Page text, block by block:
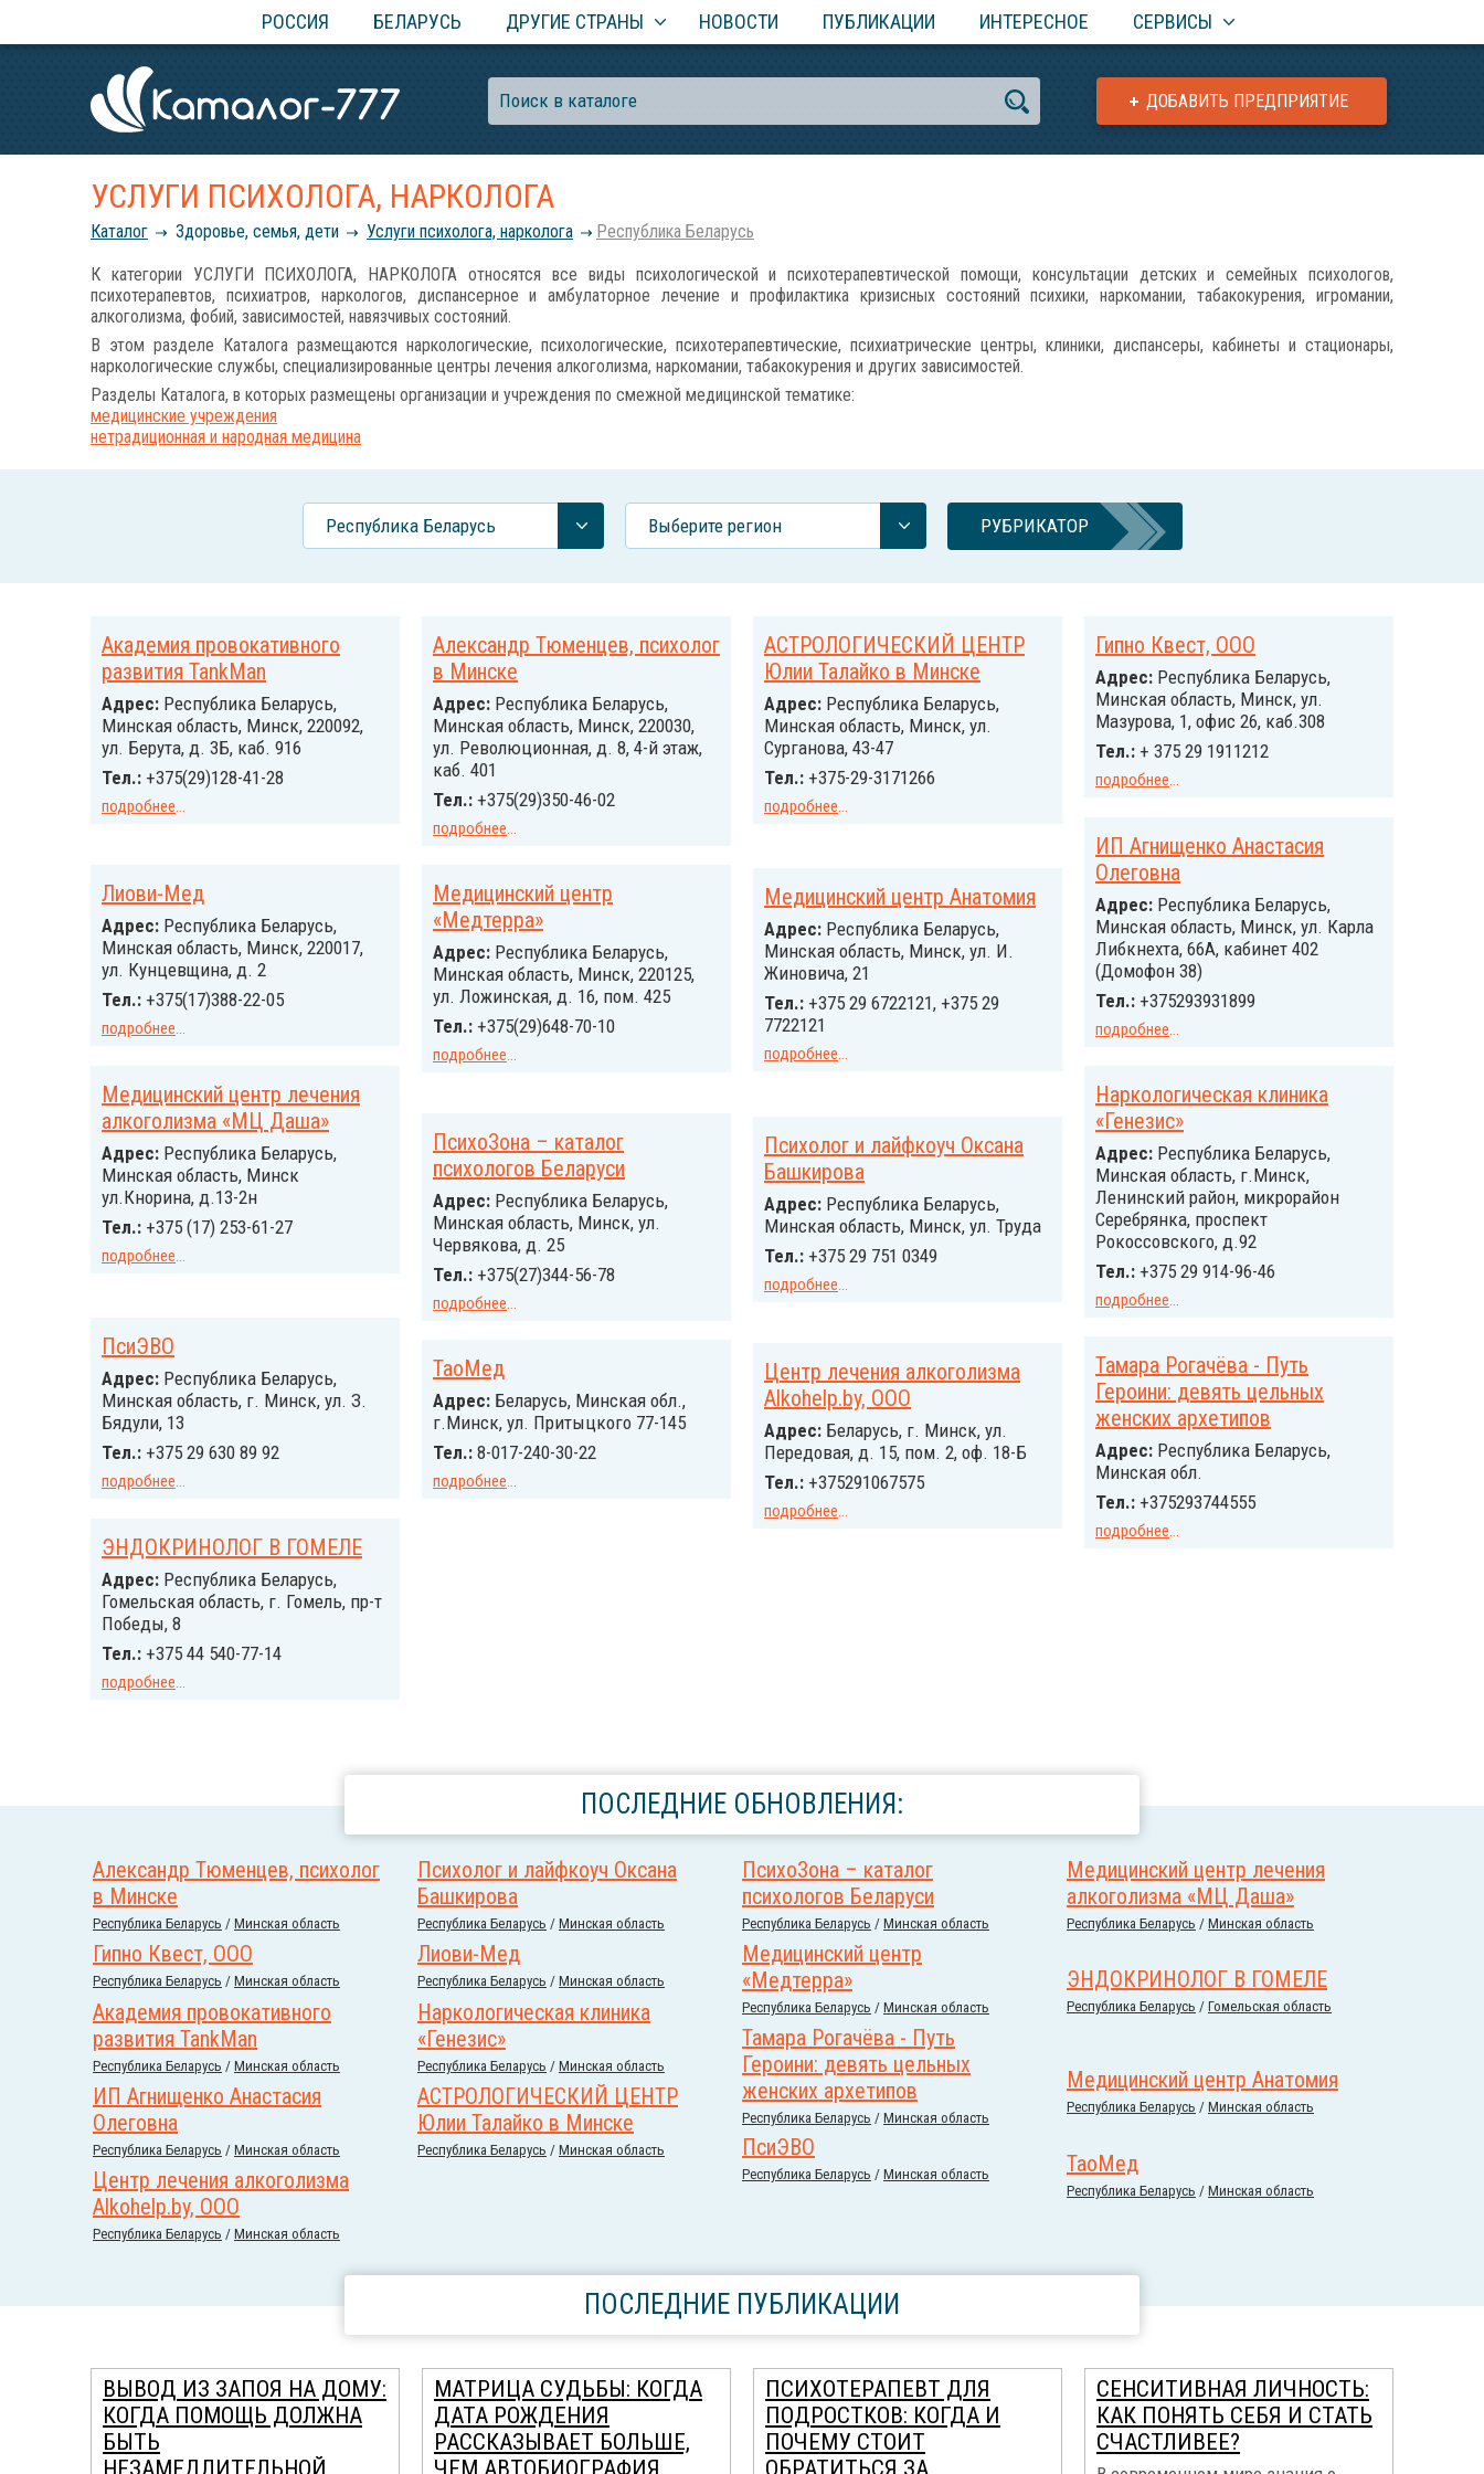
РОССИЯ БЕЛАРУСЬ ДРУГИЕ СТРАНЫ НОВОСТИ ПУБЛИКАЦИИ ИНТЕРЕСНОЕ СЕРВИСЫ
ДОБАВИТЬ ПРЕДПРИЯТИЕ
УСЛУГИ ПСИХОЛОГА, НАРКОЛОГА
Каталог Здоровье, семья, дети Услуги психолога, нарколога Республика Беларусь
К категории УСЛУГИ ПСИХОЛОГА, НАРКОЛОГА относятся все виды психологической и психотерапевтической помощи, консультации детских и семейных психологов,
психотерапевтов, психиатров, наркологов, диспансерное и амбулаторное лечение и профилактика кризисных состояний психики, наркомании, табакокурения, игромании,
алкоголизма, фобий, зависимостей, навязчивых состояний.
В этом разделе Каталога размещаются наркологические, психологические, психотерапевтические, психиатрические центры, клиники, диспансеры, кабинеты и стационары,
наркологические службы, специализированные центры лечения алкоголизма, наркомании, табакокурения и других зависимостей.
Разделы Каталога, в которых размещены организации и учреждения по смежной медицинской тематике:
медицинские учреждения
нетрадиционная и народная медицина
Республика Беларусь Выберите регион РУБРИКАТОР
Академия провокативного
развития TankMan
Адрес: Республика Беларусь,
Минская область, Минск, 220092,
ул. Берута, д. 3Б, каб. 916
Тел.: +375(29)128-41-28
подробнее...
Александр Тюменцев, психолог
в Минске
Адрес: Республика Беларусь,
Минская область, Минск, 220030,
ул. Революционная, д. 8, 4-й этаж,
каб. 401
Тел.: +375(29)350-46-02
подробнее...
АСТРОЛОГИЧЕСКИЙ ЦЕНТР
Юлии Талайко в Минске
Адрес: Республика Беларусь,
Минская область, Минск, ул.
Сурганова, 43-47
Тел.: +375-29-3171266
подробнее...
Гипно Квест, ООО
Адрес: Республика Беларусь,
Минская область, Минск, ул.
Мазурова, 1, офис 26, каб.308
Тел.: + 375 29 1911212
подробнее...
ИП Агнищенко Анастасия
Олеговна
Адрес: Республика Беларусь,
Минская область, Минск, ул. Карла
Либкнехта, 66А, кабинет 402
(Домофон 38)
Тел.: +375293931899
подробнее...
Лиови-Мед
Адрес: Республика Беларусь,
Минская область, Минск, 220017,
ул. Кунцевщина, д. 2
Тел.: +375(17)388-22-05
подробнее...
Медицинский центр
«Медтерра»
Адрес: Республика Беларусь,
Минская область, Минск, 220125,
ул. Ложинская, д. 16, пом. 425
Тел.: +375(29)648-70-10
подробнее...
Медицинский центр Анатомия
Адрес: Республика Беларусь,
Минская область, Минск, ул. И.
Жиновича, 21
Тел.: +375 29 6722121, +375 29
7722121
подробнее...
Медицинский центр лечения
алкоголизма «МЦ Даша»
Адрес: Республика Беларусь,
Минская область, Минск
ул.Кнорина, д.13-2н
Тел.: +375 (17) 253-61-27
подробнее...
Наркологическая клиника
«Генезис»
Адрес: Республика Беларусь,
Минская область, г.Минск,
Ленинский район, микрорайон
Серебрянка, проспект
Рокоссовского, д.92
Тел.: +375 29 914-96-46
подробнее...
ПсихоЗона – каталог
психологов Беларуси
Адрес: Республика Беларусь,
Минская область, Минск, ул.
Червякова, д. 25
Тел.: +375(27)344-56-78
подробнее...
Психолог и лайфкоуч Оксана
Башкирова
Адрес: Республика Беларусь,
Минская область, Минск, ул. Труда
Тел.: +375 29 751 0349
подробнее...
ПсиЭВО
Адрес: Республика Беларусь,
Минская область, г. Минск, ул. З.
Бядули, 13
Тел.: +375 29 630 89 92
подробнее...
Тамара Рогачёва - Путь
Героини: девять цельных
женских архетипов
Адрес: Республика Беларусь,
Минская обл.
Тел.: +375293744555
подробнее...
ТаоМед
Адрес: Беларусь, Минская обл.,
г.Минск, ул. Притыцкого 77-145
Тел.: 8-017-240-30-22
подробнее...
Центр лечения алкоголизма
Alkohelp.by, ООО
Адрес: Беларусь, г. Минск, ул.
Передовая, д. 15, пом. 2, оф. 18-Б
Тел.: +375291067575
подробнее...
ЭНДОКРИНОЛОГ В ГОМЕЛЕ
Адрес: Республика Беларусь,
Гомельская область, г. Гомель, пр-т
Победы, 8
Тел.: +375 44 540-77-14
подробнее...
ПОСЛЕДНИЕ ОБНОВЛЕНИЯ:
Александр Тюменцев, психолог
в Минске
Республика Беларусь / Минская область
Психолог и лайфкоуч Оксана
Башкирова
Республика Беларусь / Минская область
ПсихоЗона – каталог
психологов Беларуси
Республика Беларусь / Минская область
Медицинский центр лечения
алкоголизма «МЦ Даша»
Республика Беларусь / Минская область
Гипно Квест, ООО
Республика Беларусь / Минская область
Лиови-Мед
Республика Беларусь / Минская область
Медицинский центр
«Медтерра»
Республика Беларусь / Минская область
ЭНДОКРИНОЛОГ В ГОМЕЛЕ
Республика Беларусь / Гомельская область
Академия провокативного
развития TankMan
Республика Беларусь / Минская область
Наркологическая клиника
«Генезис»
Республика Беларусь / Минская область
Тамара Рогачёва - Путь
Героини: девять цельных
женских архетипов
Республика Беларусь / Минская область
Медицинский центр Анатомия
Республика Беларусь / Минская область
ИП Агнищенко Анастасия
Олеговна
Республика Беларусь / Минская область
АСТРОЛОГИЧЕСКИЙ ЦЕНТР
Юлии Талайко в Минске
Республика Беларусь / Минская область ПсиЭВО
Республика Беларусь / Минская область ТаоМед
Республика Беларусь / Минская область
Центр лечения алкоголизма
Alkohelp.by, ООО
Республика Беларусь / Минская область
ПОСЛЕДНИЕ ПУБЛИКАЦИИ
ВЫВОД ИЗ ЗАПОЯ НА ДОМУ:
КОГДА ПОМОЩЬ ДОЛЖНА
БЫТЬ
НЕЗАМЕДЛИТЕЛЬНОЙ
МАТРИЦА СУДЬБЫ: КОГДА
ДАТА РОЖДЕНИЯ
РАССКАЗЫВАЕТ БОЛЬШЕ,
ЧЕМ АВТОБИОГРАФИЯ
ПСИХОТЕРАПЕВТ ДЛЯ
ПОДРОСТКОВ: КОГДА И
ПОЧЕМУ СТОИТ
ОБРАТИТЬСЯ ЗА
СЕНСИТИВНАЯ ЛИЧНОСТЬ:
КАК ПОНЯТЬ СЕБЯ И СТАТЬ
СЧАСТЛИВЕЕ?